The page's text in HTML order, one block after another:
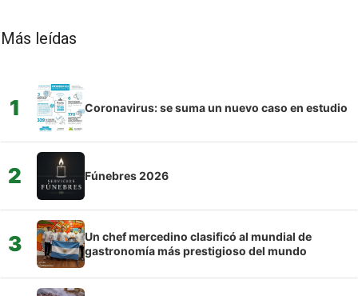
Más leídas
1 Coronavirus: se suma un nuevo caso en estudio
2 Fúnebres 2026
3
Un chef mercedino clasificó al mundial de
gastronomía más prestigioso del mundo